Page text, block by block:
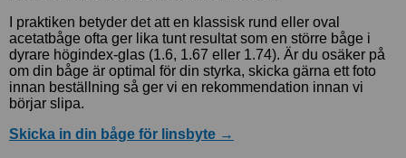
I praktiken betyder det att en klassisk rund eller oval
acetatbåge ofta ger lika tunt resultat som en större båge i
dyrare högindex-glas (1.6, 1.67 eller 1.74). Är du osäker på
om din båge är optimal för din styrka, skicka gärna ett foto
innan beställning så ger vi en rekommendation innan vi
börjar slipa.
Skicka in din båge för linsbyte →